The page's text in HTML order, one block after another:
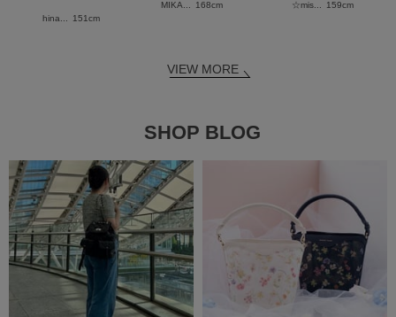
hina... 151cm
MIKA... 168cm ☆mis... 159cm
VIEW MORE
SHOP BLOG